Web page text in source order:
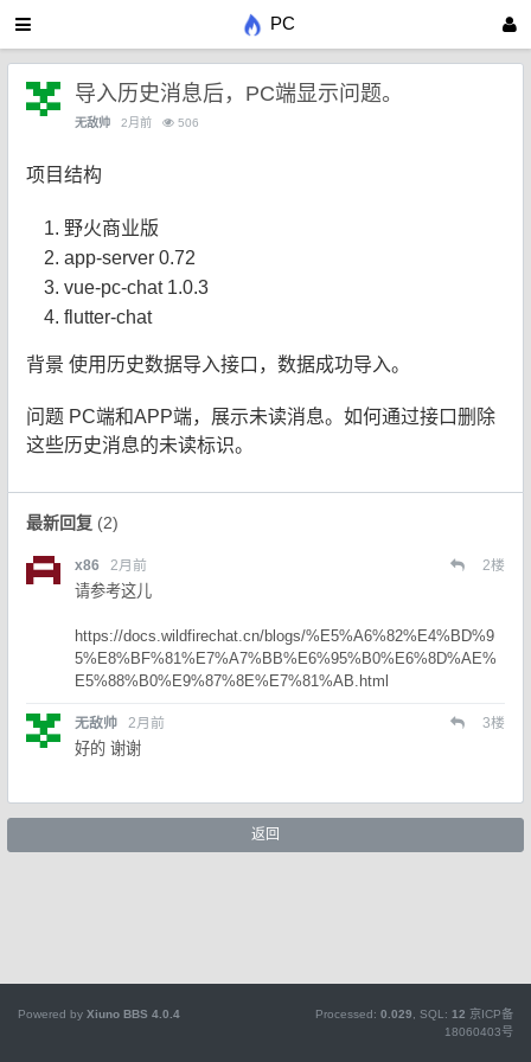
PC
导入历史消息后，PC端显示问题。
无敌帅 2月前 506
项目结构
野火商业版
app-server 0.72
vue-pc-chat 1.0.3
flutter-chat
背景 使用历史数据导入接口，数据成功导入。
问题 PC端和APP端，展示未读消息。如何通过接口删除
这些历史消息的未读标识。
最新回复 (2)
x86 2月前 2楼
请参考这儿
https://docs.wildfirechat.cn/blogs/%E5%A6%82%E4%BD%9
5%E8%BF%81%E7%A7%BB%E6%95%B0%E6%8D%AE%
E5%88%B0%E9%87%8E%E7%81%AB.html
无敌帅 2月前 3楼
好的 谢谢
返回
Powered by Xiuno BBS 4.0.4 Processed: 0.029 , SQL: 12 京ICP备
18060403号